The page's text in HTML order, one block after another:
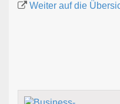
Weiter auf die